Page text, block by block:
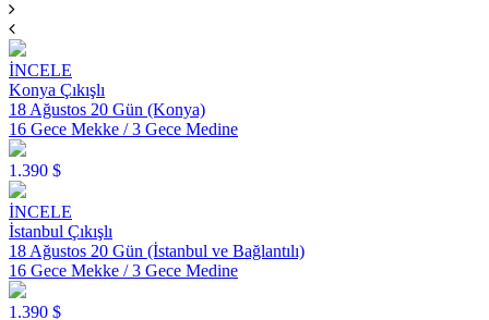
İNCELE
Konya Çıkışlı
18 Ağustos 20 Gün (Konya)
16 Gece Mekke / 3 Gece Medine
1.390 $
İNCELE
İstanbul Çıkışlı
18 Ağustos 20 Gün (İstanbul ve Bağlantılı)
16 Gece Mekke / 3 Gece Medine
1.390 $